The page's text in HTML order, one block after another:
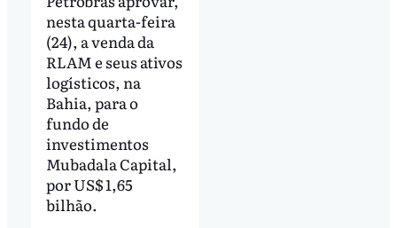
nesta quarta-feira
(24), a venda da
RLAM e seus ativos
logísticos, na
Bahia, para o
fundo de
investimentos
Mubadala Capital,
por US$ 1,65
bilhão.